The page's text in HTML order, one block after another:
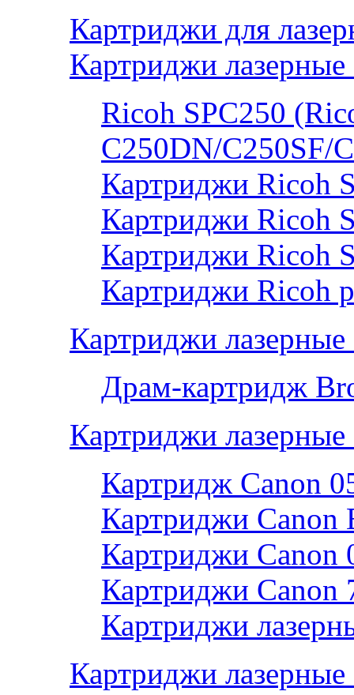
Картриджи для
Картриджи
Ricoh SPC250
C250DN/C250SF/
Картриджи Ricoh
Картриджи Ricoh
Картриджи Ricoh
Картриджи Ricoh
Картриджи
Драм-картридж
Картриджи лазерные
Картридж Canon
Картриджи Canon
Картриджи Canon
Картриджи Canon
Картриджи
Картриджи лазерные